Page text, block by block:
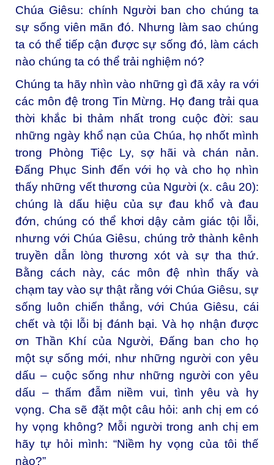
Chúa Giêsu: chính Người ban cho chúng ta
sự sống viên mãn đó. Nhưng làm sao chúng
ta có thể tiếp cận được sự sống đó, làm cách
nào chúng ta có thể trải nghiệm nó?
Chúng ta hãy nhìn vào những gì đã xảy ra với
các môn đệ trong Tin Mừng. Họ đang trải qua
thời khắc bi thảm nhất trong cuộc đời: sau
những ngày khổ nạn của Chúa, họ nhốt mình
trong Phòng Tiệc Ly, sợ hãi và chán nản.
Đấng Phục Sinh đến với họ và cho họ nhìn
thấy những vết thương của Người (x. câu 20):
chúng là dấu hiệu của sự đau khổ và đau
đớn, chúng có thể khơi dậy cảm giác tội lỗi,
nhưng với Chúa Giêsu, chúng trở thành kênh
truyền dẫn lòng thương xót và sự tha thứ.
Bằng cách này, các môn đệ nhìn thấy và
chạm tay vào sự thật rằng với Chúa Giêsu, sự
sống luôn chiến thắng, với Chúa Giêsu, cái
chết và tội lỗi bị đánh bại. Và họ nhận được
ơn Thần Khí của Người, Đấng ban cho họ
một sự sống mới, như những người con yêu
dấu – cuộc sống như những người con yêu
dấu – thấm đẫm niềm vui, tình yêu và hy
vọng. Cha sẽ đặt một câu hỏi: anh chị em có
hy vọng không? Mỗi người trong anh chị em
hãy tự hỏi mình: “Niềm hy vọng của tôi thế
nào?”